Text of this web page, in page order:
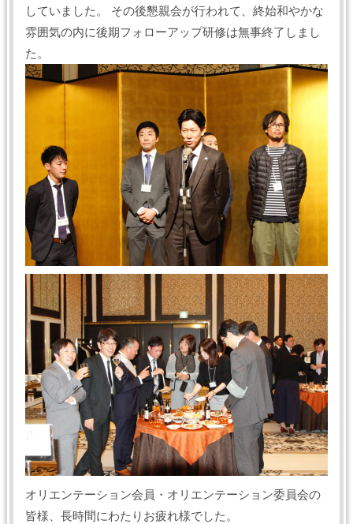
していました。 その後懇親会が行われて、終始和やかな
雰囲気の内に後期フォローアップ研修は無事終了しまし
た。
オリエンテーション会員・オリエンテーション委員会の
皆様、長時間にわたりお疲れ様でした。